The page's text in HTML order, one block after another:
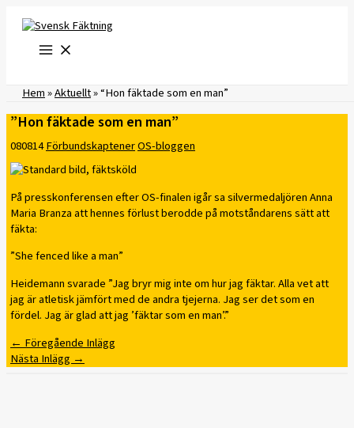
innehåll
Hem»Aktuellt»“Hon fäktade som en man”
”Hon fäktade som en man”
080814FörbundskaptenerOS-bloggen
På presskonferensen efter OS-finalen igår sa silvermedaljören Anna
Maria Branza att hennes förlust berodde på motståndarens sätt att
fäkta:
”She fenced like a man”
Heidemann svarade ”Jag bryr mig inte om hur jag fäktar. Alla vet att
jag är atletisk jämfört med de andra tjejerna. Jag ser det som en
fördel. Jag är glad att jag ’fäktar som en man’.”
← Föregående Inlägg
Nästa Inlägg →